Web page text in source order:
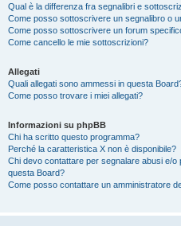
Qual è la differenza fra segnalibri e
Come posso sottoscrivere un segnalibro o
Come posso sottoscrivere un forum
Come cancello le mie sottoscrizioni?
Allegati
Quali allegati sono ammessi in questa
Come posso trovare i miei allegati?
Informazioni su phpBB
Chi ha scritto questo programma?
Perché la caratteristica X non è disponibile?
Chi devo contattare per segnalare abusi e/o
questa Board?
Come posso contattare un amministratore